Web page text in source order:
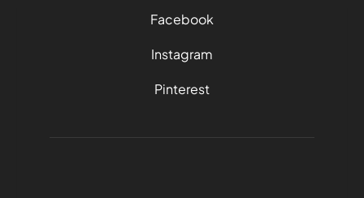
Facebook
Instagram
Pinterest